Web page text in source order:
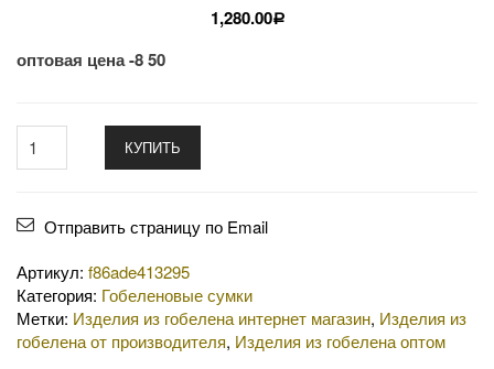
1,280.00Р
оптовая цена -8 50
КУПИТЬ
Отправить страницу по Email
Артикул: f86ade413295
Категория: Гобеленовые сумки
Метки: Изделия из гобелена интернет магазин, Изделия из
гобелена от производителя, Изделия из гобелена оптом